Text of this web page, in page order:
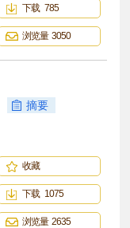
下载 785
浏览量 3050
摘要
收藏
下载 1075
浏览量 2635